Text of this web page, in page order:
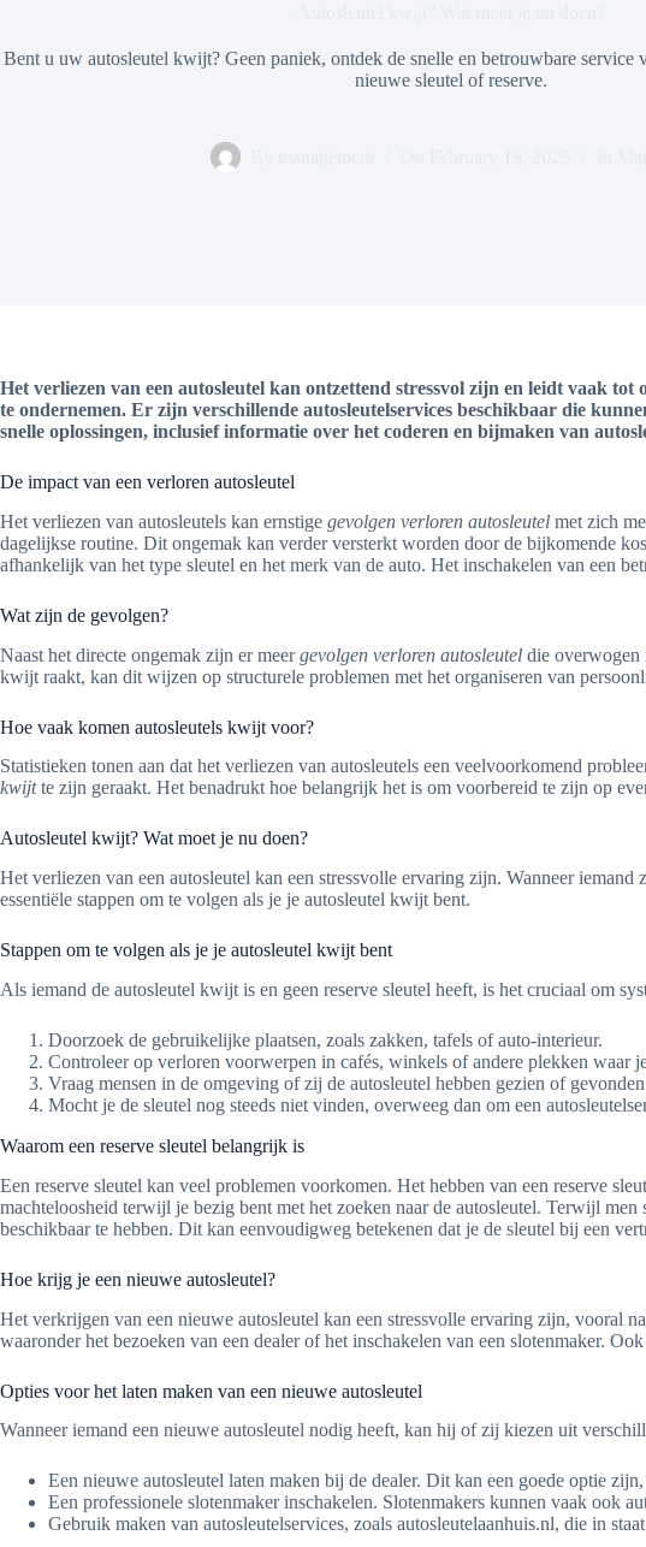
Bent u uw autosleutel kwijt? Geen paniek, ontdek de snelle en betrouwbare service
nieuwe sleutel of reserve.
Het verliezen van een autosleutel kan ontzettend stressvol zijn en leidt vaak
te ondernemen. Er zijn verschillende autosleutelservices beschikbaar die
snelle oplossingen, inclusief informatie over het coderen en bijmaken van
De impact van een verloren autosleutel
Het verliezen van autosleutels kan ernstige gevolgen verloren autosleutel met zich
dagelijkse routine. Dit ongemak kan verder versterkt worden door de bijkomende
afhankelijk van het type sleutel en het merk van de auto. Het inschakelen van een
Wat zijn de gevolgen?
Naast het directe ongemak zijn er meergevolgen verloren autosleutel die overwogen
kwijt raakt, kan dit wijzen op structurele problemen met het organiseren van
Hoe vaak komen autosleutels kwijt voor?
Statistieken tonen aan dat het verliezen van autosleutels een veelvoorkomend
kwijtte zijn geraakt. Het benadrukt hoe belangrijk het is om voorbereid te zijn op
Autosleutel kwijt? Wat moet je nu doen?
Het verliezen van een autosleutel kan een stressvolle ervaring zijn. Wanneer
essentiële stappen om te volgen als je je autosleutel kwijt bent.
Stappen om te volgen als je je autosleutel kwijt bent
Als iemand de autosleutel kwijt is en geen reserve sleutel heeft, is het cruciaal om
Doorzoek de gebruikelijke plaatsen, zoals zakken, tafels of auto-interieur.
Controleer op verloren voorwerpen in cafés, winkels of andere plekken waar
Vraag mensen in de omgeving of zij de autosleutel hebben gezien of
Mocht je de sleutel nog steeds niet vinden, overweeg dan om een
Waarom een reserve sleutel belangrijk is
Een reserve sleutel kan veel problemen voorkomen. Het hebben van een reserve
machteloosheid terwijl je bezig bent met het zoeken naar de autosleutel. Terwijl
beschikbaar te hebben. Dit kan eenvoudigweg betekenen dat je de sleutel bij een
Hoe krijg je een nieuwe autosleutel?
Het verkrijgen van een nieuwe autosleutel kan een stressvolle ervaring zijn, vooral
waaronder het bezoeken van een dealer of het inschakelen van een slotenmaker.
Opties voor het laten maken van een nieuwe autosleutel
Wanneer iemand een nieuwe autosleutel nodig heeft, kan hij of zij kiezen uit
Een nieuwe autosleutel laten maken bij de dealer. Dit kan een goede optie
Een professionele slotenmaker inschakelen. Slotenmakers kunnen vaak ook
Gebruik maken van autosleutelservices, zoals autosleutelaanhuis.nl, die in